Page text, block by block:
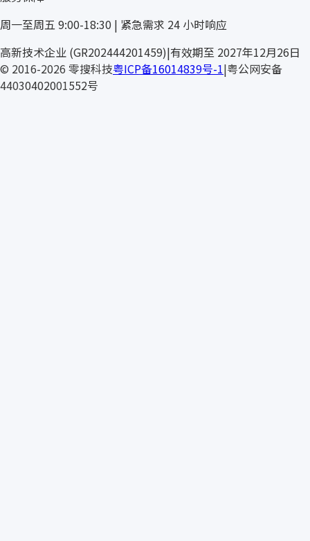
周一至周五 9:00-18:30 | 紧急需求 24 小时响应
高新技术企业 (GR202444201459)|有效期至 2027年12月26日
© 2016-2026 零搜科技粤ICP备16014839号-1|粤公网安备
44030402001552号